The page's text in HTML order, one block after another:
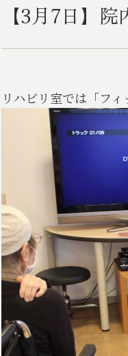
【3月7日】
リハビリ室では「フ